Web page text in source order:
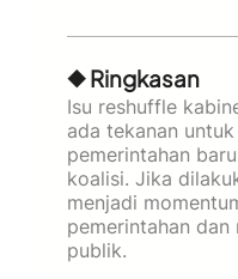
◆ Ringkasan
Isu reshuffle
ada tekanan
pemerintahan
koalisi. Jika
menjadi
pemerintahan dan
publik.